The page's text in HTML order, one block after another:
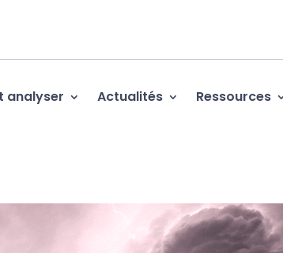
analyser Actualités Ressources